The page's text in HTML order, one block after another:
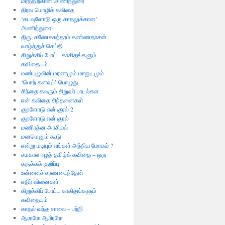
திரவ மொழிக் கவிதை
‘கடவுளோடு ஒரு காதலுக்கான’
அணிந்துரை
திரு. கணேசசுந்தரம் கண்ணதாசன்
வாழ்த்துச் செய்தி
கிறுக்கிப் போட்ட காகிதங்களும்
கவிதையும்
மண்புழுவின் மரணமும் மானுடமும்
‘பொற் கனவுப்’ பொழுது
சிந்தை கவரும் சிறுவர் பாடல்கள
என் கவிதை சிந்தனைகள்
குறளோடு என் குரல் 2
குறளோடு என் குரல்
மணிரத்ன அரசியல்
மனமெனும் கூடு
என்று மடியும் எங்கள் அந்நிய மோகம் ?
சமகால ஈழத் தமிழ்க் கவிதை – ஒரு
சுருக்கக் குறிப்பு
உன்னைச் சரணடைந்தேன்
எதிர் வினைகள்
கிறுக்கிப் போட்ட காகிதங்களும்
கவிதையும்
காதல் வந்த சாலை – பற்றி
ஆராரோ ஆரிரரோ